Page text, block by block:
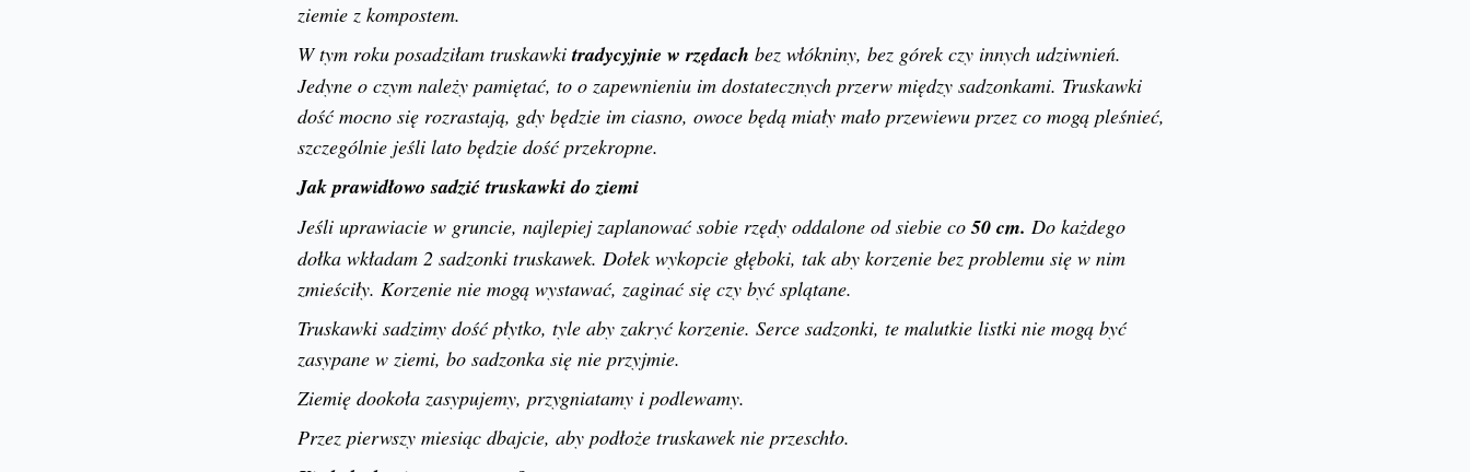
ziemie z kompostem.
W tym roku posadziłam truskawkitradycyjnie w rzędach bez włókniny, bez górek czy innych udziwnień.
Jedyne o czym należy pamiętać, to o zapewnieniu im dostatecznych przerw między sadzonkami. Truskawki
dość mocno się rozrastają, gdy będzie im ciasno, owoce będą miały mało przewiewu przez co mogą pleśnieć,
szczególnie jeśli lato będzie dość przekropne.
Jak prawidłowo sadzić truskawki do ziemi
Jeśli uprawiacie w gruncie, najlepiej zaplanować sobie rzędy oddalone od siebie co50 cm. Do każdego
dołka wkładam 2 sadzonki truskawek. Dołek wykopcie głęboki, tak aby korzenie bez problemu się w nim
zmieściły. Korzenie nie mogą wystawać, zaginać się czy być splątane.
Truskawki sadzimy dość płytko, tyle aby zakryć korzenie. Serce sadzonki, te malutkie listki nie mogą być
zasypane w ziemi, bo sadzonka się nie przyjmie.
Ziemię dookoła zasypujemy, przygniatamy i podlewamy.
Przez pierwszy miesiąc dbajcie, aby podłoże truskawek nie przeschło.